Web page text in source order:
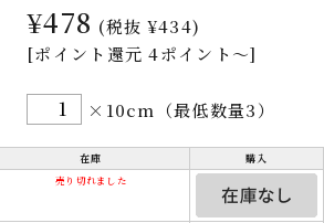
¥478 (税抜 ¥434)
[ポイント還元 4ポイント～]
×10cm（最低数量3）
在庫 購入
売り切れました